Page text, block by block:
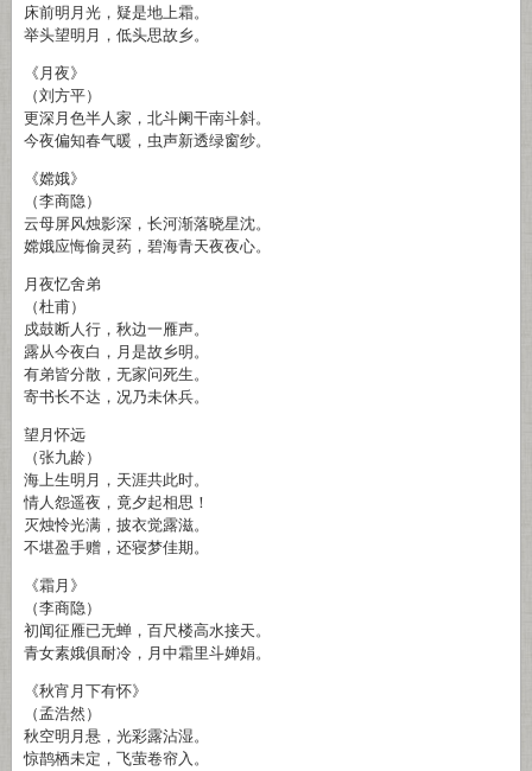
床前明月光，疑是地上霜。
举头望明月，低头思故乡。
《月夜》
（刘方平）
更深月色半人家，北斗阑干南斗斜。
今夜偏知春气暖，虫声新透绿窗纱。
《嫦娥》
（李商隐）
云母屏风烛影深，长河渐落晓星沈。
嫦娥应悔偷灵药，碧海青天夜夜心。
月夜忆舍弟
（杜甫）
戍鼓断人行，秋边一雁声。
露从今夜白，月是故乡明。
有弟皆分散，无家问死生。
寄书长不达，况乃未休兵。
望月怀远
（张九龄）
海上生明月，天涯共此时。
情人怨遥夜，竟夕起相思！
灭烛怜光满，披衣觉露滋。
不堪盈手赠，还寝梦佳期。
《霜月》
（李商隐）
初闻征雁已无蝉，百尺楼高水接天。
青女素娥俱耐冷，月中霜里斗婵娟。
《秋宵月下有怀》
（孟浩然）
秋空明月悬，光彩露沾湿。
惊鹊栖未定，飞萤卷帘入。